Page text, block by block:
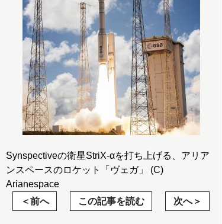
Synspectiveの衛星StriX-αを打ち上げる、アリア
ンスペースのロケット「ヴェガ」 (C)
Arianespace
前へ
この記事を読む 次へ